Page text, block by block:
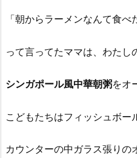
「朝からラーメンなんて食べ
って言ってたママは、わたし
シンガポール風中華朝粥をオ
こどもたちはフィッシュボー
カウンターの中ガラス張りの